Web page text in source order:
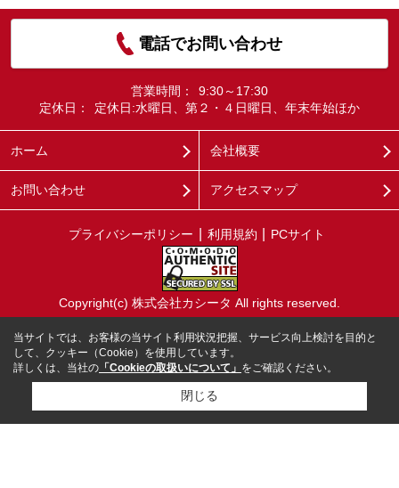
電話でお問い合わせ
営業時間：
9:30～17:30
定休日：
定休日:水曜日、第２・４日曜日、年末年始ほか
ホーム 会社概要
お問い合わせ アクセスマップ
プライバシーポリシー 利用規約 PCサイト
Copyright(c) 株式会社カシータ All rights reserved.
当サイトでは、お客様の当サイト利用状況把握、サービス向上検討を目的と
して、クッキー（Cookie）を使用しています。
詳しくは、当社の 「Cookieの取扱いについて」 をご確認ください。
閉じる